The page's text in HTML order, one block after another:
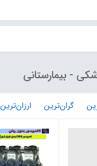
- بیمارستانی
گران‌ترین ارزان‌ترین